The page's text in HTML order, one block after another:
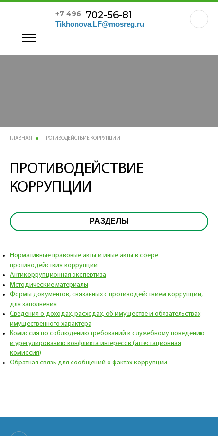
+7 496 702-56-81
Tikhonova.LF@mosreg.ru
ГЛАВНАЯ ПРОТИВОДЕЙСТВИЕ КОРРУПЦИИ
ПРОТИВОДЕЙСТВИЕ
КОРРУПЦИИ
РАЗДЕЛЫ
Нормативные правовые акты и иные акты в сфере
противодействия коррупции
Антикоррупционная экспертиза
Методические материалы
Формы документов, связанных с противодействием коррупции,
для заполнения
Сведения о доходах, расходах, об имуществе и обязательствах
имущественного характера
Комиссия по соблюдению требований к служебному поведению
и урегулированию конфликта интересов (аттестационная
комиссия)
Обратная связь для сообщений о фактах коррупции